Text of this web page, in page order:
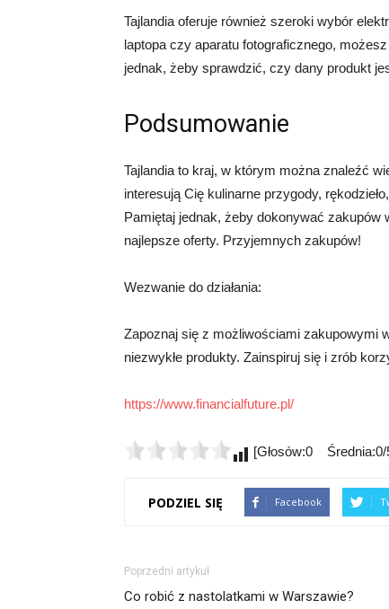
Tajlandia oferuje również szeroki wybór
laptopa czy aparatu fotograficznego,
jednak, żeby sprawdzić, czy dany produkt
Podsumowanie
Tajlandia to kraj, w którym można znaleźć
interesują Cię kulinarne przygody,
Pamiętaj jednak, żeby dokonywać
najlepsze oferty. Przyjemnych zakupów!
Wezwanie do działania:
Zapoznaj się z możliwościami zakupowymi
niezwykłe produkty. Zainspiruj się i zrób
https://www.financialfuture.pl/
[Głosów:0 Średnia:0/
PODZIEL SIĘ Facebook
Poprzedni artykuł
Co robić z nastolatkami w Warszawie?